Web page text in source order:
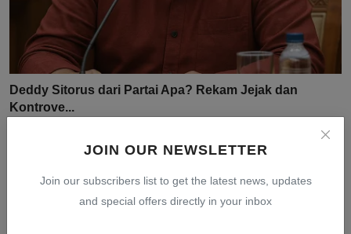
JOIN OUR NEWSLETTER
Join our subscribers list to get the latest news, updates
and special offers directly in your inbox
Deddy Sitorus dari Partai Apa? Rekam Jejak dan
Kontrove...